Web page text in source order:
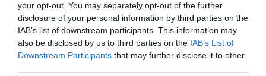
your opt-out. You may separately opt-out of the further
disclosure of your personal information by third parties on the
IAB’s list of downstream participants. This information may
also be disclosed by us to third parties on the IAB’s List of
Downstream Participants that may further disclose it to other
2026-06-29 2026-06-23